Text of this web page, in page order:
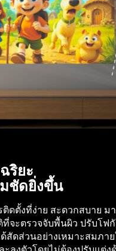
ริยะ
ชัดยิ่งขึ้น
ติดตั้งที่ง่าย สะดวกสบาย ม
จะตรวจจับพื้นผิว ปรับโฟ
สัดส่วนอย่างเหมาะสมภา